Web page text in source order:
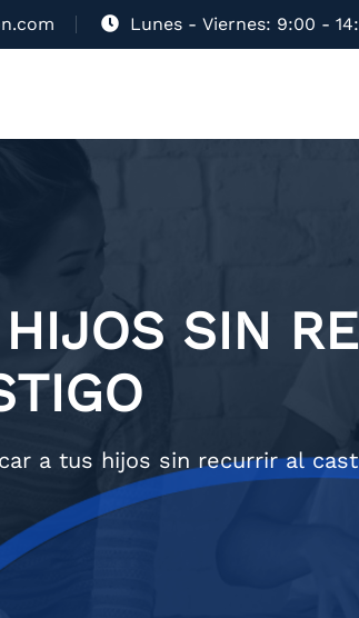
Lunes - Viernes: 9:00 -
SIN
a tus hijos sin recurrir al